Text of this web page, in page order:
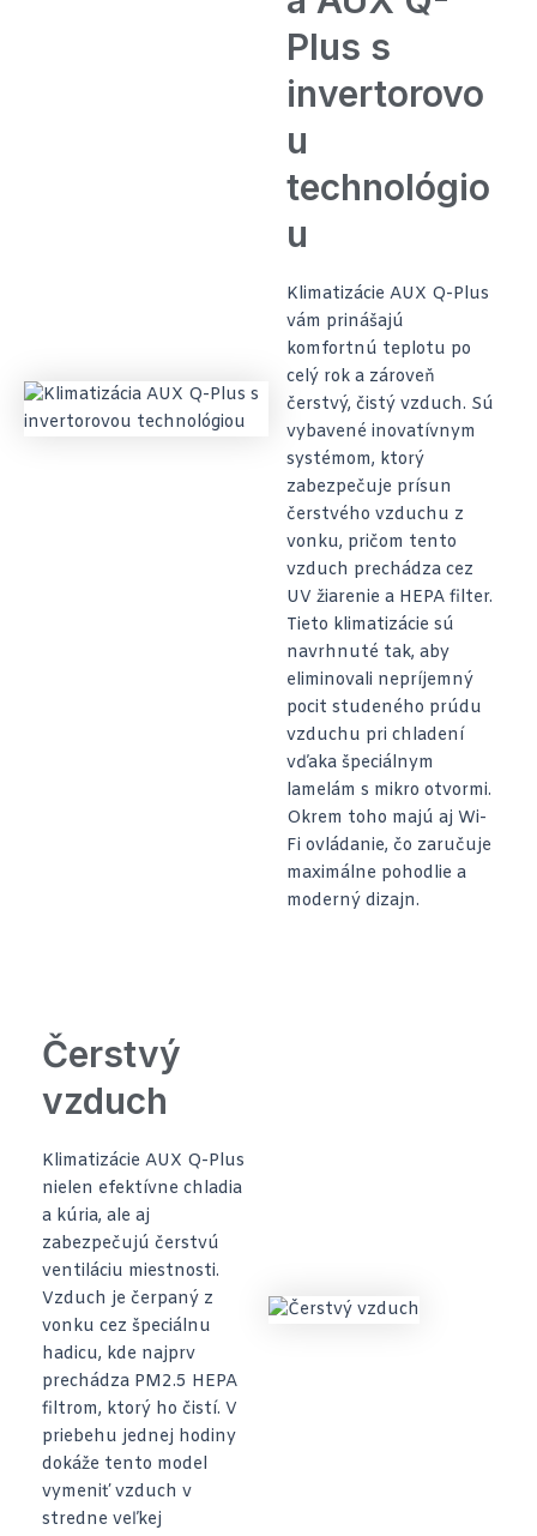
Plus s
invertorovo
u
technológio
u
Klimatizácie AUX Q-Plus
vám prinášajú
komfortnú teplotu po
celý rok a zároveň
čerstvý, čistý vzduch. Sú
vybavené inovatívnym
systémom, ktorý
zabezpečuje prísun
čerstvého vzduchu z
vonku, pričom tento
vzduch prechádza cez
UV žiarenie a HEPA filter.
Tieto klimatizácie sú
navrhnuté tak, aby
eliminovali nepríjemný
pocit studeného prúdu
vzduchu pri chladení
vďaka špeciálnym
lamelám s mikro otvormi.
Okrem toho majú aj Wi-
Fi ovládanie, čo zaručuje
maximálne pohodlie a
moderný dizajn.
Čerstvý
vzduch
Klimatizácie AUX Q-Plus
nielen efektívne chladia
a kúria, ale aj
zabezpečujú čerstvú
ventiláciu miestnosti.
Vzduch je čerpaný z
vonku cez špeciálnu
hadicu, kde najprv
prechádza PM2.5 HEPA
filtrom, ktorý ho čistí. V
priebehu jednej hodiny
dokáže tento model
vymeniť vzduch v
stredne veľkej